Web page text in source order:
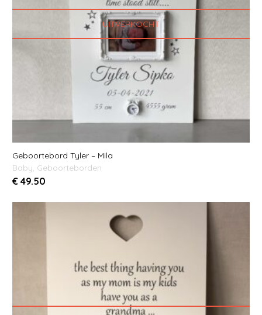
UITVERKOCHT
Geboortebord Tyler – Mila
Baby, Geboorteborden
€ 49.50